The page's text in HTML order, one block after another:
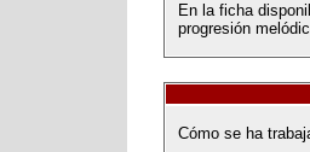
En la ficha
progresión
Cómo se ha